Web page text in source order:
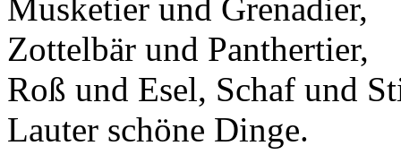
Musketier und Grenadier,
Zottelbär und Panthertier,
Roß und Esel, Schaf und
Lauter schöne Dinge.